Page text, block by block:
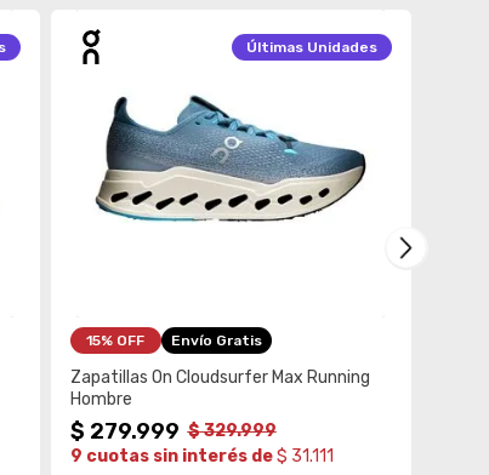
Últimas Unidades
15% OFF Envío Gratis
Zapatillas On Cloudsurfer Max Running
Hombre
$ 279.999 $329.999
9 cuotas sin interés de $ 31.111